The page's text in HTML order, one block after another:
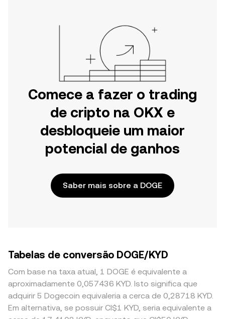
Comece a fazer o trading
de cripto na OKX e
desbloqueie um maior
potencial de ganhos
Saber mais sobre a DOGE
Tabelas de conversão DOGE/KYD
Com base na taxa atual, 1 DOGE é equivalente a
aproximadamente 0,057436 KYD. Isto significa que
adquirir 5 Dogecoin equivaleria a cerca de 0,28718 KYD.
Em alternativa, se possuir CI$1 KYD, seria equivalente a